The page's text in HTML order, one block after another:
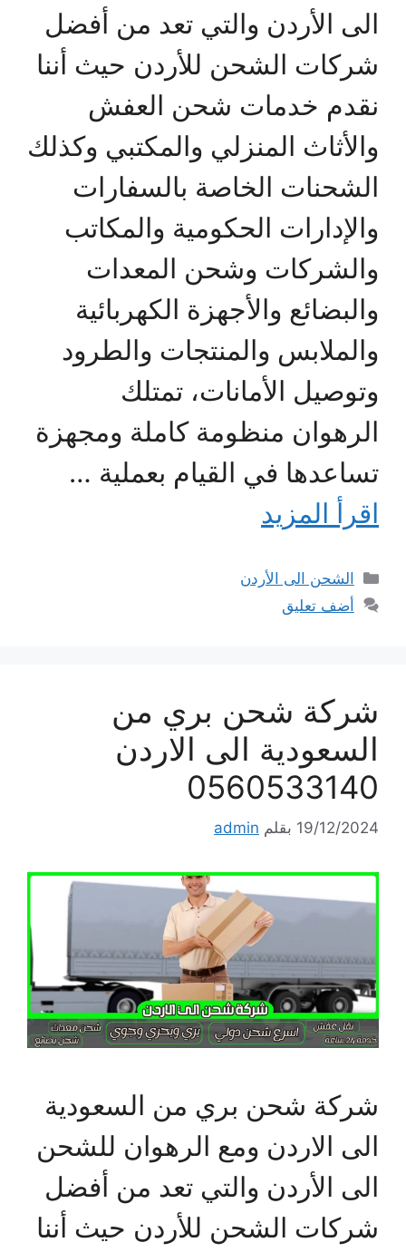
الى الأردن والتي تعد من أفضل
شركات الشحن للأردن حيث أننا
نقدم خدمات شحن العفش
والأثاث المنزلي والمكتبي وكذلك
الشحنات الخاصة بالسفارات
والإدارات الحكومية والمكاتب
والشركات وشحن المعدات
والبضائع والأجهزة الكهربائية
والملابس والمنتجات والطرود
وتوصيل الأمانات، تمتلك
الرهوان منظومة كاملة ومجهزة
تساعدها في القيام بعملية …
اقرأ المزيد
التصنيفات
الشحن الى الأردن
أضف تعليق
شركة شحن بري من
السعودية الى الاردن
0560533140
19/12/2024 بقلم admin
شركة شحن بري من السعودية
الى الاردن ومع الرهوان للشحن
الى الأردن والتي تعد من أفضل
شركات الشحن للأردن حيث أننا